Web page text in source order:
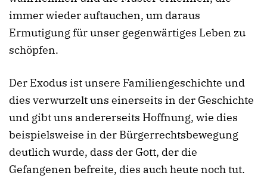
immer wieder auftauchen, um daraus
Ermutigung für unser gegenwärtiges Leben zu
schöpfen.
Der Exodus ist unsere Familiengeschichte und
dies verwurzelt uns einerseits in der Geschichte
und gibt uns andererseits Hoffnung, wie dies
beispielsweise in der Bürgerrechtsbewegung
deutlich wurde, dass der Gott, der die
Gefangenen befreite, dies auch heute noch tut.